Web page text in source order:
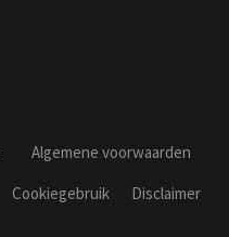
Algemene voorwaarden
Cookiegebruik
Disclaimer